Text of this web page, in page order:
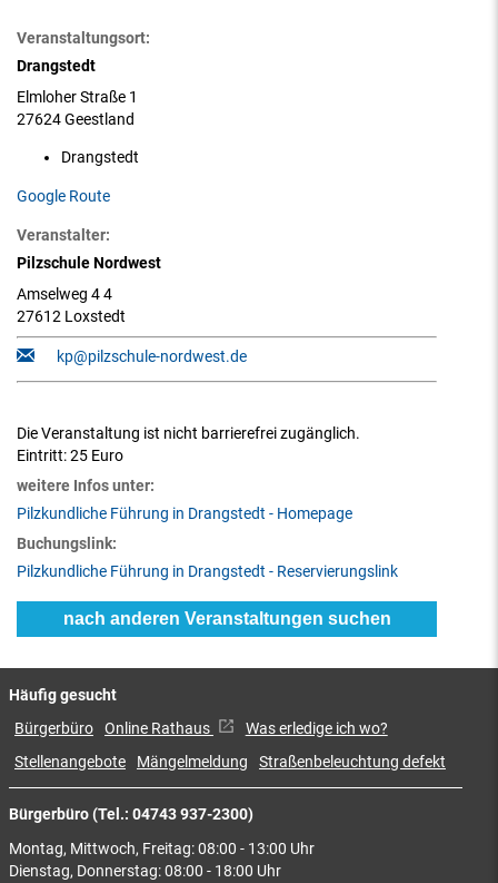
Veranstaltungsort:
Drangstedt
Elmloher Straße 1
27624 Geestland
Drangstedt
Google Route
Veranstalter:
Pilzschule Nordwest
Amselweg 4 4
27612 Loxstedt
kp@pilzschule-nordwest.de
Die Veranstaltung ist nicht barrierefrei zugänglich.
Eintritt:25 Euro
weitere Infos unter:
Pilzkundliche Führung in Drangstedt - Homepage
Buchungslink:
Pilzkundliche Führung in Drangstedt - Reservierungslink
nach anderen Veranstaltungen suchen
Bürgerbüro (Tel.: 04743 937-2300)
Montag, Mittwoch, Freitag: 08:00 - 13:00 Uhr
Dienstag, Donnerstag: 08:00 - 18:00 Uhr
Häufig gesucht
Bürgerbüro Online Rathaus
Was erledige ich wo?
Stellenangebote
Mängelmeldung Straßenbeleuchtung defekt